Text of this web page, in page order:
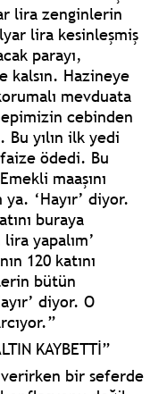
lira zenginlerin
lira kesinleşmiş
parayı,
kalsın. Hazineye
mevduata
cebinden
yılın ilk yedi
ödedi. Bu
maaşını
‘Hayır’ diyor.
buraya
yapalım’
120 katını
bütün
diyor. O
KAYBETTİ”
bir seferde